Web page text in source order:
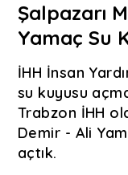
Şalpazarı
Yamaç Su
İHH İnsan
su kuyusu
Trabzon İHH
Demir - Ali
açtık.